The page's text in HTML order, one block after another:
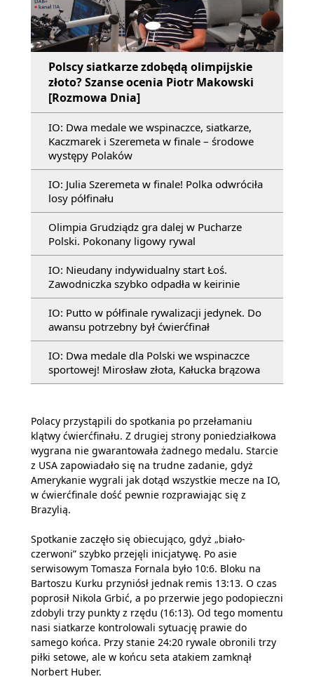
Polscy siatkarze zdobędą olimpijskie
złoto? Szanse ocenia Piotr Makowski
[Rozmowa Dnia]
IO: Dwa medale we wspinaczce, siatkarze,
Kaczmarek i Szeremeta w finale – środowe
występy Polaków
IO: Julia Szeremeta w finale! Polka odwróciła
losy półfinału
Olimpia Grudziądz gra dalej w Pucharze
Polski. Pokonany ligowy rywal
IO: Nieudany indywidualny start Łoś.
Zawodniczka szybko odpadła w keirinie
IO: Putto w półfinale rywalizacji jedynek. Do
awansu potrzebny był ćwierćfinał
IO: Dwa medale dla Polski we wspinaczce
sportowej! Mirosław złota, Kałucka brązowa
Polacy przystąpili do spotkania po przełamaniu
klątwy ćwierćfinału. Z drugiej strony poniedziałkowa
wygrana nie gwarantowała żadnego medalu. Starcie
z USA zapowiadało się na trudne zadanie, gdyż
Amerykanie wygrali jak dotąd wszystkie mecze na IO,
w ćwierćfinale dość pewnie rozprawiając się z
Brazylią.
Spotkanie zaczęło się obiecująco, gdyż „biało-
czerwoni” szybko przejęli inicjatywę. Po asie
serwisowym Tomasza Fornala było 10:6. Bloku na
Bartoszu Kurku przyniósł jednak remis 13:13. O czas
poprosił Nikola Grbić, a po przerwie jego podopieczni
zdobyli trzy punkty z rzędu (16:13). Od tego momentu
nasi siatkarze kontrolowali sytuację prawie do
samego końca. Przy stanie 24:20 rywale obronili trzy
piłki setowe, ale w końcu seta atakiem zamknął
Norbert Huber.